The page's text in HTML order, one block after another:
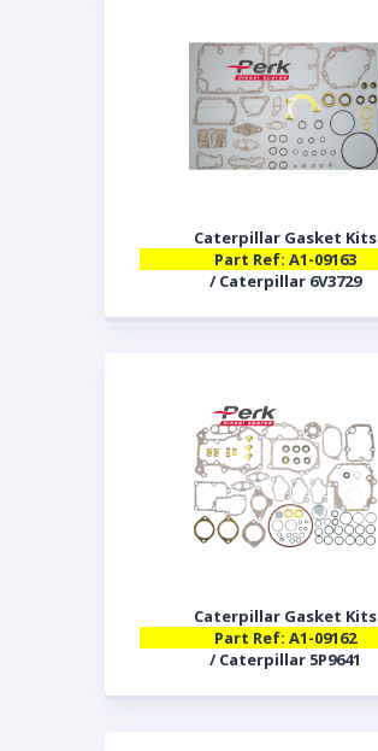
Caterpillar Gasket Kits
Part Ref: A1-09163
/ Caterpillar 6V3729
Caterpillar Gasket Kits
Part Ref: A1-09162
/ Caterpillar 5P9641